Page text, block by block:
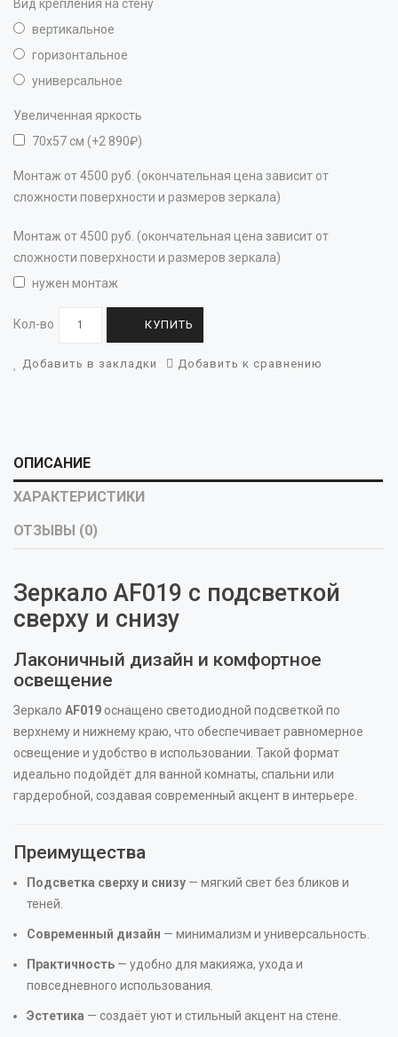
Вид крепления на стену
вертикальное
горизонтальное
универсальное
Увеличенная яркость
70х57 см (+2 890₽)
Монтаж от 4500 руб. (окончательная цена зависит от
сложности поверхности и размеров зеркала)
Монтаж от 4500 руб. (окончательная цена зависит от
сложности поверхности и размеров зеркала)
нужен монтаж
Кол-во КУПИТЬ
Добавить в закладки Добавить к сравнению
ОПИСАНИЕ
ХАРАКТЕРИСТИКИ
ОТЗЫВЫ (0)
Зеркало AF019 с подсветкой
сверху и снизу
Лаконичный дизайн и комфортное
освещение
Зеркало AF019 оснащено светодиодной подсветкой по
верхнему и нижнему краю, что обеспечивает равномерное
освещение и удобство в использовании. Такой формат
идеально подойдёт для ванной комнаты, спальни или
гардеробной, создавая современный акцент в интерьере.
Преимущества
Подсветка сверху и снизу — мягкий свет без бликов и
теней.
Современный дизайн — минимализм и универсальность.
Практичность — удобно для макияжа, ухода и
повседневного использования.
Эстетика — создаёт уют и стильный акцент на стене.